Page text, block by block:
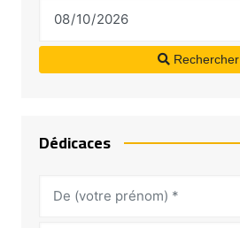
Rechercher
Dédicaces